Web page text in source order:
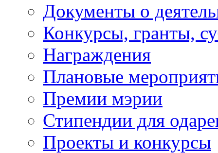
Документы о
Конкурсы, гранты,
Награждения
Плановые
Премии мэрии
Стипендии для
Проекты и конкурсы